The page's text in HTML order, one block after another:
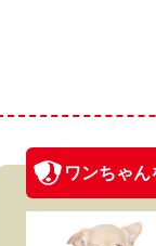
ワンちゃん